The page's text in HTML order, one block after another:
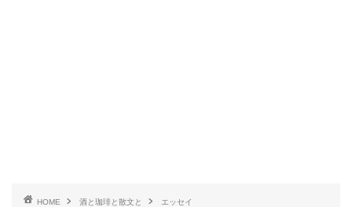
HOME 酒と珈琲と散文と
エッセイ